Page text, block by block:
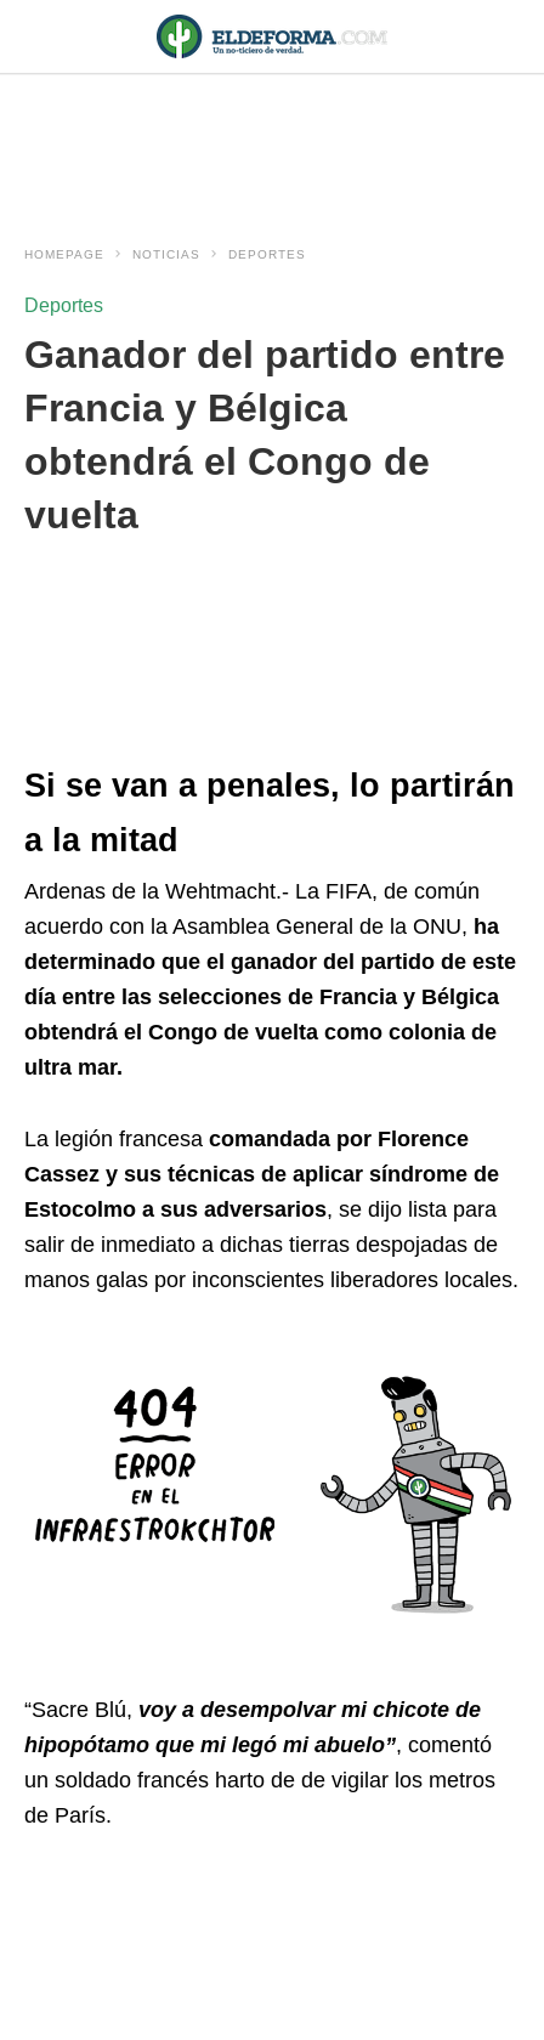
HOMEPAGE NOTICIAS DEPORTES
Deportes
Ganador del partido entre
Francia y Bélgica
obtendrá el Congo de
vuelta
Si se van a penales, lo partirán
a la mitad
Ardenas de la Wehtmacht.- La FIFA, de común
acuerdo con la Asamblea General de la ONU, ha
determinado que el ganador del partido de este
día entre las selecciones de Francia y Bélgica
obtendrá el Congo de vuelta como colonia de
ultra mar.
La legión francesa comandada por Florence
Cassez y sus técnicas de aplicar síndrome de
Estocolmo a sus adversarios, se dijo lista para
salir de inmediato a dichas tierras despojadas de
manos galas por inconscientes liberadores locales.
“Sacre Blú, voy a desempolvar mi chicote de
hipopótamo que mi legó mi abuelo”, comentó
un soldado francés harto de de vigilar los metros
de París.